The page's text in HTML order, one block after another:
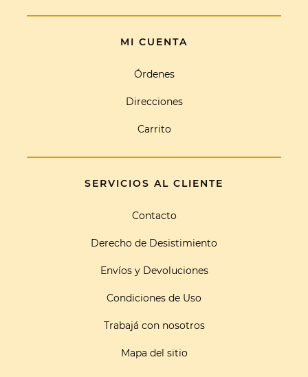
MI CUENTA
Órdenes
Direcciones
Carrito
SERVICIOS AL CLIENTE
Contacto
Derecho de Desistimiento
Envíos y Devoluciones
Condiciones de Uso
Trabajá con nosotros
Mapa del sitio